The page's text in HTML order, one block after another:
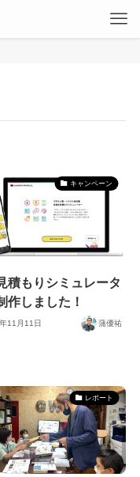
キャンペーン
積もりシミュレータ
作しました！
11月11日 蒲優祐
レポート